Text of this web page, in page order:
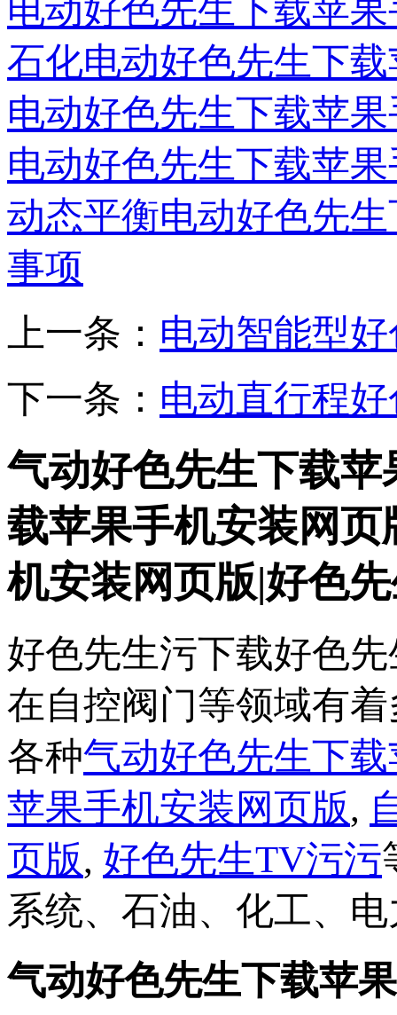
电动好色先生下载苹
石化电动好色先生下
电动好色先生下载苹
电动好色先生下载苹
动态平衡电动好色先
事项
上一条： 电动智能型
下一条： 电动直行程
气动好色先生下载
载苹果手机安装网
机安装网页版|好色
好色先生污下载好色
在自控阀门等领域有着
各种气动好色先生下
苹果手机安装网页版,
页版, 好色先生TV污污
系统、石油、化工、电
气动好色先生下载苹